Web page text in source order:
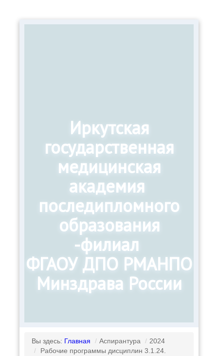
Иркутская
государственная
медицинская
академия
последипломного
образования
-филиал
ФГАОУ ДПО РМАНПО
Минздрава России
Вы здесь: Главная / Аспирантура / 2024
/
Рабочие программы дисциплин 3.1.24.